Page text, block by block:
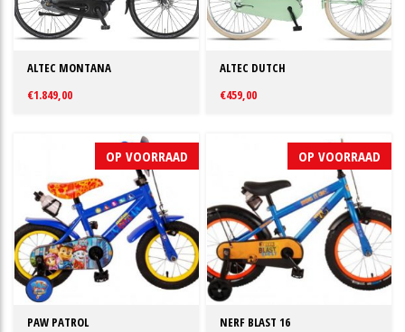
ALTEC MONTANA
€1.849,00
ALTEC DUTCH
€459,00
OP VOORRAAD
PAW PATROL
OP VOORRAAD
NERF BLAST 16